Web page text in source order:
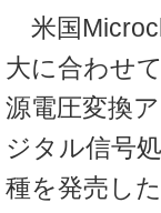
米国
大に合わせ
源電圧変換
ジタル信号
種を発売し